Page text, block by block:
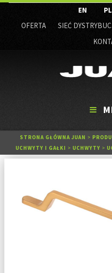
EN PL
OFERTA
SIEĆ
STRONA GŁÓWNA JUAN >
UCHWYTY I GAŁKI > UCHWYTY >